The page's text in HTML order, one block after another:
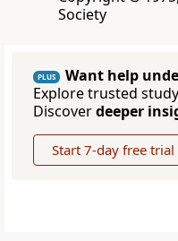
Society
PLUS
Want help
Explore trusted
Discoverdeeper
Start 7-day free trial